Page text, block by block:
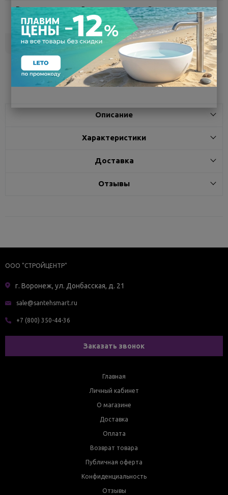
Воронеж 5
Самовывоз
сегодня
Белгород под заказ 3 - 7 дней
Поделиться
Описание
Характеристики
Доставка
Отзывы
ООО "СТРОЙЦЕНТР"
г. Воронеж, ул. Донбасская, д. 21
sale@santehsmart.ru
+7 (800) 350-44-36
Заказать звонок
Главная
Личный кабинет
О магазине
Доставка
Оплата
Возврат товара
Публичная оферта
Конфиденциальность
Отзывы